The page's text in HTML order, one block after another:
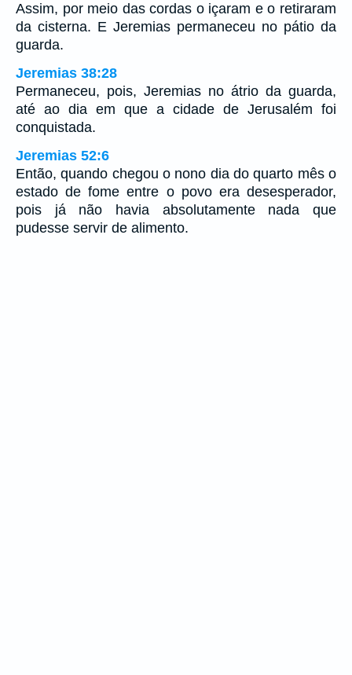
Assim, por meio das cordas o içaram e o retiraram
da cisterna. E Jeremias permaneceu no pátio da
guarda.
Jeremias 38:28
Permaneceu, pois, Jeremias no átrio da guarda,
até ao dia em que a cidade de Jerusalém foi
conquistada.
Jeremias 52:6
Então, quando chegou o nono dia do quarto mês o
estado de fome entre o povo era desesperador,
pois já não havia absolutamente nada que
pudesse servir de alimento.